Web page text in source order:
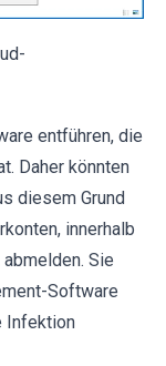
entführen, die
Daher könnten
diesem Grund
innerhalb
Sie
Software
Infektion